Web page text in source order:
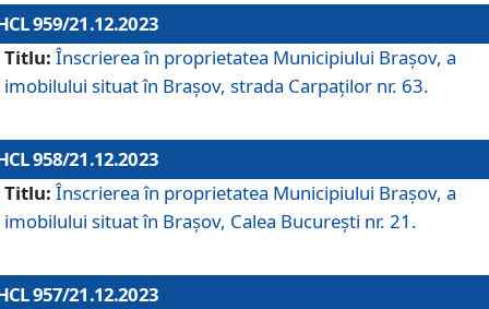
959/21.12.2023
Titlu: Înscrierea în proprietatea Municipiului Brașov, a
imobilului situat în Brașov, strada Carpaților nr. 63.
958/21.12.2023
Titlu: Înscrierea în proprietatea Municipiului Brașov, a
imobilului situat în Brașov, Calea București nr. 21.
957/21.12.2023